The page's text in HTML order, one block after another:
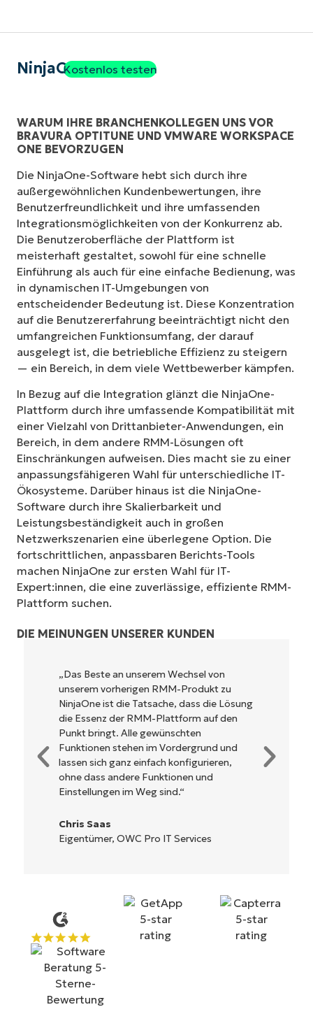
NinjaOneKostenlos testen
WARUM IHRE BRANCHENKOLLEGEN UNS VOR
BRAVURA OPTITUNE UND VMWARE WORKSPACE
ONE BEVORZUGEN
Die NinjaOne-Software hebt sich durch ihre
außergewöhnlichen Kundenbewertungen, ihre
Benutzerfreundlichkeit und ihre umfassenden
Integrationsmöglichkeiten von der Konkurrenz ab.
Die Benutzeroberfläche der Plattform ist
meisterhaft gestaltet, sowohl für eine schnelle
Einführung als auch für eine einfache Bedienung, was
in dynamischen IT-Umgebungen von
entscheidender Bedeutung ist. Diese Konzentration
auf die Benutzererfahrung beeinträchtigt nicht den
umfangreichen Funktionsumfang, der darauf
ausgelegt ist, die betriebliche Effizienz zu steigern
— ein Bereich, in dem viele Wettbewerber kämpfen.
In Bezug auf die Integration glänzt die NinjaOne-
Plattform durch ihre umfassende Kompatibilität mit
einer Vielzahl von Drittanbieter-Anwendungen, ein
Bereich, in dem andere RMM-Lösungen oft
Einschränkungen aufweisen. Dies macht sie zu einer
anpassungsfähigeren Wahl für unterschiedliche IT-
Ökosysteme. Darüber hinaus ist die NinjaOne-
Software durch ihre Skalierbarkeit und
Leistungsbeständigkeit auch in großen
Netzwerkszenarien eine überlegene Option. Die
fortschrittlichen, anpassbaren Berichts-Tools
machen NinjaOne zur ersten Wahl für IT-
Expert:innen, die eine zuverlässige, effiziente RMM-
Plattform suchen.
DIE MEINUNGEN UNSERER KUNDEN
NinjaOne ist unglaublich leicht zu bedienen
und kombiniert ein schnelles Interface mit
leistungsstarken Funktionen im Backend.
Es muss nicht erst kompliziert eingerichtet
werden und verzichtet auf eine komplexe
Steuerung. Alle Optionen und Tools sind
klar beschrieben, einfach zu verstehen und
die Benutzeroberfläche ist leicht zu
bedienen.
Ryan Reiffenberger
Reiffenberger.NET Technology Solutions
Starten Sie Ihre 14-tägige
Keine Kreditkarte erforderlich, voller Zugriff auf